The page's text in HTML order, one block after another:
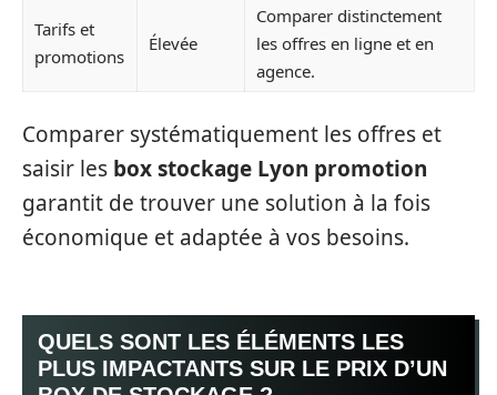
Tarifs et
promotions
Élevée
Comparer distinctement
les offres en ligne et en
agence.
Comparer systématiquement les offres et
saisir les box stockage Lyon promotion
garantit de trouver une solution à la fois
économique et adaptée à vos besoins.
QUELS SONT LES ÉLÉMENTS LES
PLUS IMPACTANTS SUR LE PRIX D’UN